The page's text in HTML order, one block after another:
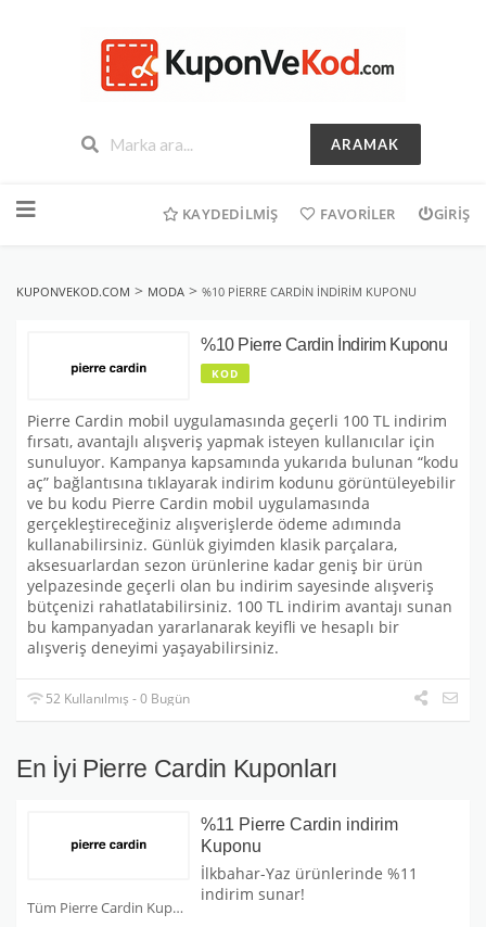
ARAMAK
geç
KAYDEDILMIŞ FAVORILER GIRIŞ
KUPONVEKOD.COM > MODA > %10 PIERRE CARDIN İNDIRIM KUPONU
%10 Pierre Cardin İndirim Kuponu
KOD
Pierre Cardin mobil uygulamasında geçerli 100 TL indirim
fırsatı, avantajlı alışveriş yapmak isteyen kullanıcılar için
sunuluyor. Kampanya kapsamında yukarıda bulunan “kodu
aç” bağlantısına tıklayarak indirim kodunu görüntüleyebilir
ve bu kodu Pierre Cardin mobil uygulamasında
gerçekleştireceğiniz alışverişlerde ödeme adımında
kullanabilirsiniz. Günlük giyimden klasik parçalara,
aksesuarlardan sezon ürünlerine kadar geniş bir ürün
yelpazesinde geçerli olan bu indirim sayesinde alışveriş
bütçenizi rahatlatabilirsiniz. 100 TL indirim avantajı sunan
bu kampanyadan yararlanarak keyifli ve hesaplı bir
alışveriş deneyimi yaşayabilirsiniz.
52 Kullanılmış - 0 Bugün
En İyi Pierre Cardin Kuponları
Tüm Pierre Cardin Kuponları
%11 Pierre Cardin indirim
Kuponu
İlkbahar-Yaz ürünlerinde %11
indirim sunar!